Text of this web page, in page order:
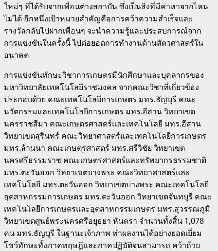
ใหม่ๆ ที่ได้รับจากเพื่อนต่างสถาบัน ซึ่งเป็นสิ่งที่มีค่าหาจากไหน
ไม่ได้ อีกหนึ่งเป้าหมายสำคัญคือการคว้าความสำเร็จและ
รางวัลกลับไปฝากเพื่อนๆ จะนำความรู้และประสบการณ์จาก
การแข่งขันในครั้งนี้ ไปต่อยอดการทำงานด้านสัตวศาสตร์ใน
อนาคต
การแข่งขันทักษะวิชาการเกษตรมีนักศึกษาและบุคลากรของ
มหาวิทยาลัยเทคโนโลยีราชมงคล จากคณะวิชาที่เกี่ยวข้อง
ประกอบด้วย คณะเทคโนโลยีการเกษตร มทร.ธัญบุรี คณะ
นวัตกรรมและเทคโนโลยีการเกษตร มทร.อีสาน วิทยาเขต
นครราชสีมา คณะเกษตรศาสตร์และเทคโนโลยี มทร.อีสาน
วิทยาเขตสุรินทร์ คณะวิทยาศาสตร์และเทคโนโลยีการเกษตร
มทร.ล้านนา คณะเกษตรศาสตร์ มทร.ศรีวิชัย วิทยาเขต
นครศรีธรรมราช คณะเกษตรศาสตร์และทรัพยากรธรรมชาติ
มทร.ตะวันออก วิทยาเขตบางพระ คณะวิทยาศาสตร์และ
เทคโนโลยี มทร.ตะวันออก วิทยาเขตบางพระ คณะเทคโนโลยี
อุตสาหกรรมการเกษตร มทร.ตะวันออก วิทยาเขตจันทบุรี คณะ
เทคโนโลยีการเกษตรและอุตสาหกรรมเกษตร มทร.สุวรรณภูมิ
วิทยาเขตศูนย์พระนครศรีอยุธยา หันตรา จำนวนทั้งสิ้น 1,078
คน มทร.ธัญบุรี ในฐานะเจ้าภาพ ทำผลงานได้อย่างยอดเยี่ยม
โชว์ทักษะทั้งภาคทฤษฎีและภาคปฏิบัติจนสามารถ คว้าถ้วย